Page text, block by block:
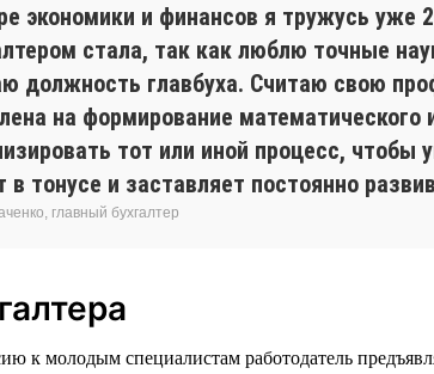
экономики и финансов я тружусь уже
стала, так как люблю точные
должность главбуха. Считаю свою
на формирование
тот или иной процесс,
тонусе и заставляет постоянно
главный бухгалтер
к молодым специалистам работодатель